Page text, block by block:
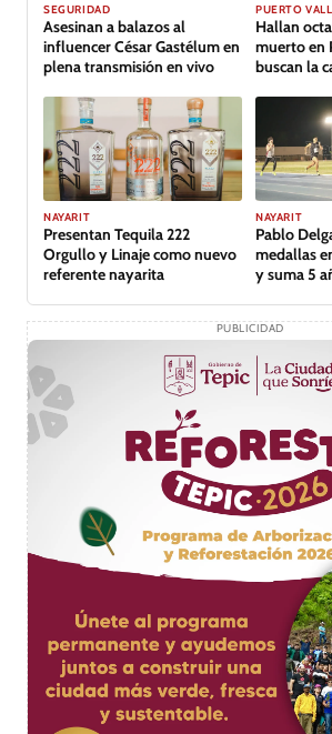
SEGURIDAD
Asesinan a balazos al
influencer César Gastélum en
plena transmisión en vivo
PUERTO
Hallan
muerto en
buscan la
GALERÍA
NAYARIT
Presentan Tequila 222
Orgullo y Linaje como nuevo
referente nayarita
NAYARIT
Pablo
medallas
y suma 5
PUBLICIDAD